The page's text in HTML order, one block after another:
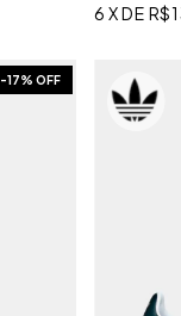
6 XDE
-17% OFF